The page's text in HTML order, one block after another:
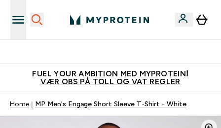
FUEL YOUR AMBITION MED MYPROTEIN!
VÆR OBS PÅ TOLL OG VAT REGLER
Home MP Men's Engage Short Sleeve T-Shirt - White